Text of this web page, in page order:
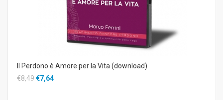
Il Perdono è Amore per la Vita (download)
€8,49€7,64